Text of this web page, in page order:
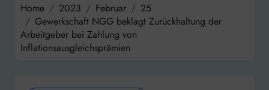
Home 2023 Februar
25
Gewerkschaft NGG beklagt Zurückhaltung der
Arbeitgeber bei Zahlung von
Inflationsausgleichsprämien